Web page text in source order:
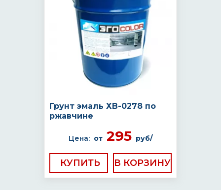
Грунт эмаль ХВ-0278 по
ржавчине
Цена: от 295 руб/
КУПИТЬ